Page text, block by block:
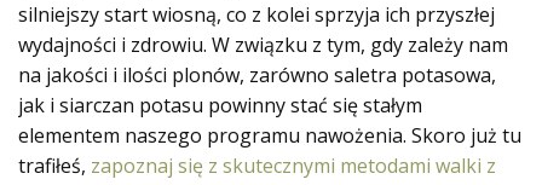
silniejszy start wiosną, co z kolei sprzyja ich przyszłej
wydajności i zdrowiu. W związku z tym, gdy zależy nam
na jakości i ilości plonów, zarówno saletra potasowa,
jak i siarczan potasu powinny stać się stałym
elementem naszego programu nawożenia. Skoro już tu
trafiłeś, zapoznaj się z skutecznymi metodami walki z